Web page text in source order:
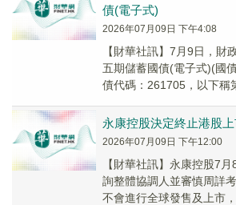
債(電子式)
2026年07月09日 下午4:08
【財華社訊】7月9日，財
五期儲蓄國債(電子式)(國
債代碼：261705，以下稱
永康控股決定終止港股
2026年07月09日 下午12:00
【財華社訊】永康控股7
詢整體協調人並審慎周詳
不會進行全球發售及上市